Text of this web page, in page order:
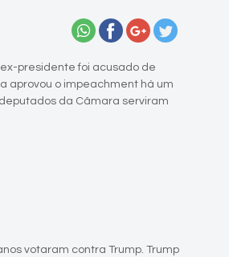
ex-presidente foi acusado de
aprovou o impeachment há um
da Câmara serviram
votaram contra Trump. Trump